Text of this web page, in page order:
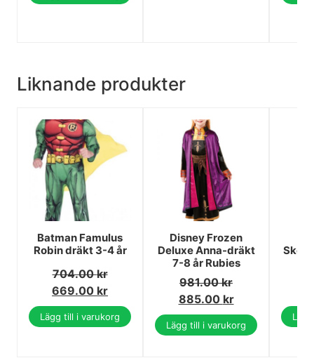
Liknande produkter
Batman Famulus
Robin dräkt 3-4 år
704.00kr
669.00 kr
Lägg till i varukorg
Disney Frozen
Deluxe Anna-dräkt
7-8 år Rubies
981.00kr
885.00 kr
Lägg till i varukorg